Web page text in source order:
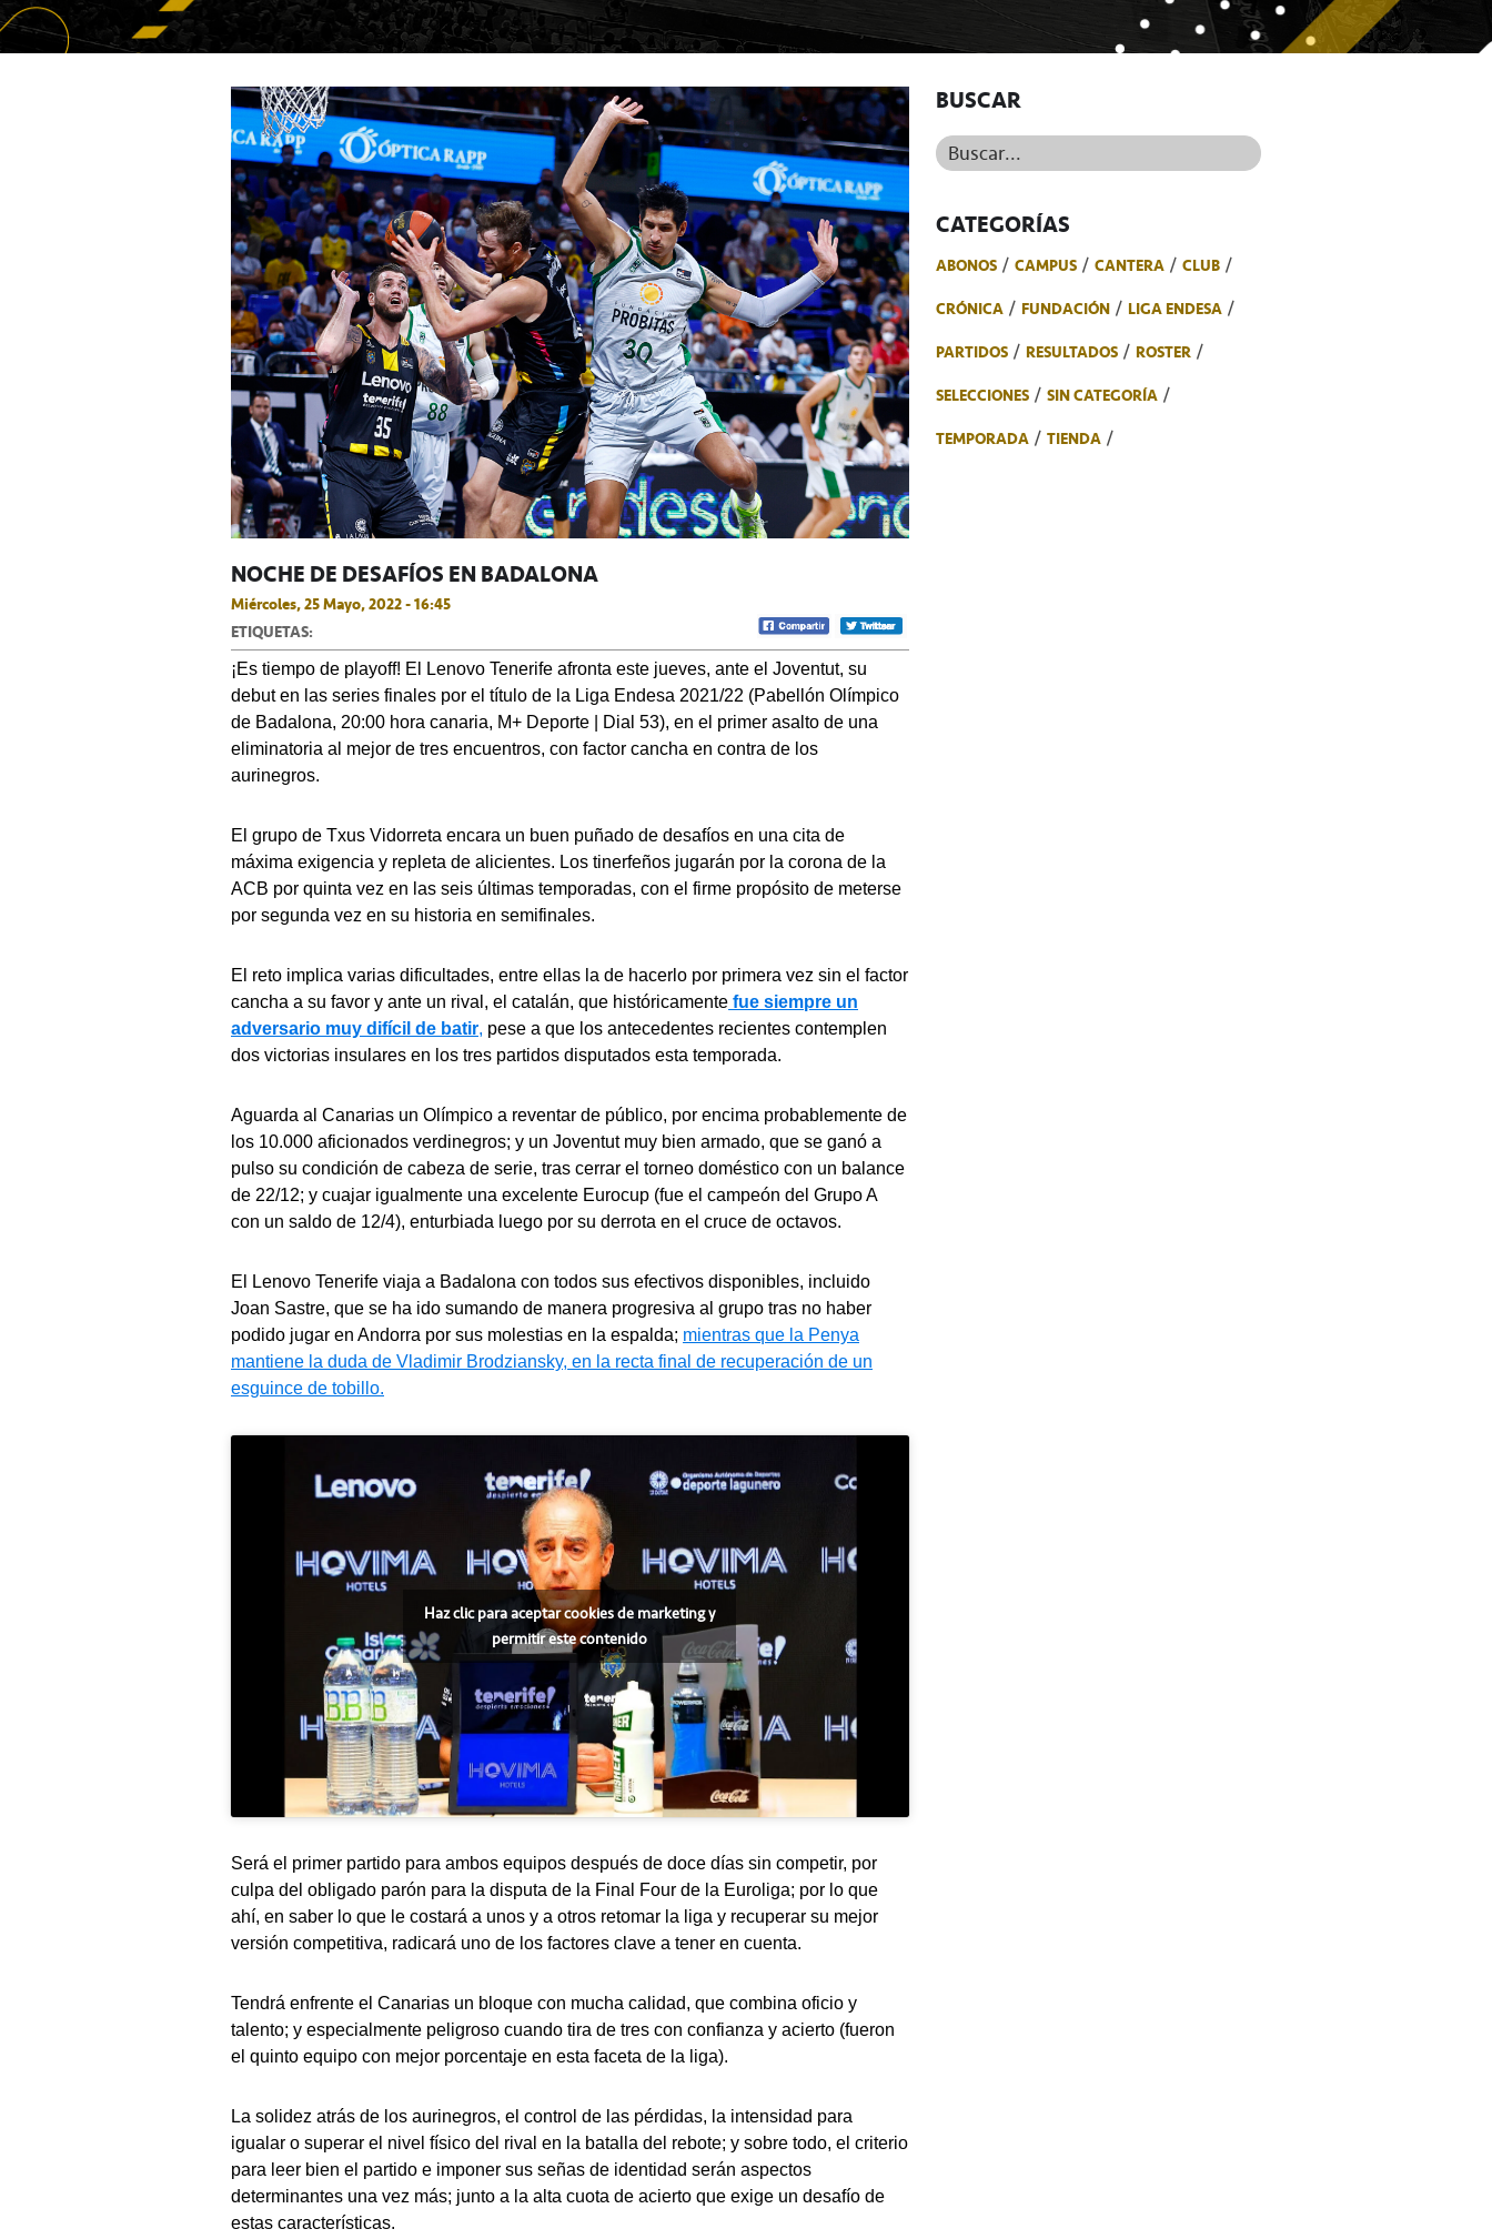
NOCHE DE DESAFÍOS EN BADALONA
Miércoles, 25 Mayo, 2022 - 16:45
ETIQUETAS:
¡Es tiempo de playoff! El Lenovo Tenerife afronta este jueves, ante el Joventut, su
debut en las series finales por el título de la Liga Endesa 2021/22 (Pabellón Olímpico
de Badalona, 20:00 hora canaria, M+ Deporte | Dial 53), en el primer asalto de una
eliminatoria al mejor de tres encuentros, con factor cancha en contra de los
aurinegros.
El grupo de Txus Vidorreta encara un buen puñado de desafíos en una cita de
máxima exigencia y repleta de alicientes. Los tinerfeños jugarán por la corona de la
ACB por quinta vez en las seis últimas temporadas, con el firme propósito de meterse
por segunda vez en su historia en semifinales.
El reto implica varias dificultades, entre ellas la de hacerlo por primera vez sin el factor
cancha a su favor y ante un rival, el catalán, que históricamente fue siempre un
adversario muy difícil de batir, pese a que los antecedentes recientes contemplen
dos victorias insulares en los tres partidos disputados esta temporada.
Aguarda al Canarias un Olímpico a reventar de público, por encima probablemente de
los 10.000 aficionados verdinegros; y un Joventut muy bien armado, que se ganó a
pulso su condición de cabeza de serie, tras cerrar el torneo doméstico con un balance
de 22/12; y cuajar igualmente una excelente Eurocup (fue el campeón del Grupo A
con un saldo de 12/4), enturbiada luego por su derrota en el cruce de octavos.
El Lenovo Tenerife viaja a Badalona con todos sus efectivos disponibles, incluido
Joan Sastre, que se ha ido sumando de manera progresiva al grupo tras no haber
podido jugar en Andorra por sus molestias en la espalda; mientras que la Penya
mantiene la duda de Vladimir Brodziansky, en la recta final de recuperación de un
esguince de tobillo.
Haz clic para aceptar cookies de marketing y
permitir este contenido
Será el primer partido para ambos equipos después de doce días sin competir, por
culpa del obligado parón para la disputa de la Final Four de la Euroliga; por lo que
ahí, en saber lo que le costará a unos y a otros retomar la liga y recuperar su mejor
versión competitiva, radicará uno de los factores clave a tener en cuenta.
Tendrá enfrente el Canarias un bloque con mucha calidad, que combina oficio y
talento; y especialmente peligroso cuando tira de tres con confianza y acierto (fueron
el quinto equipo con mejor porcentaje en esta faceta de la liga).
La solidez atrás de los aurinegros, el control de las pérdidas, la intensidad para
igualar o superar el nivel físico del rival en la batalla del rebote; y sobre todo, el criterio
para leer bien el partido e imponer sus señas de identidad serán aspectos
determinantes una vez más; junto a la alta cuota de acierto que exige un desafío de
estas características.
BUSCAR
Buscar...
CATEGORÍAS
ABONOS CAMPUS CANTERA
CLUB
CRÓNICA
FUNDACIÓN
LIGA ENDESA
PARTIDOS
RESULTADOS
ROSTER
SELECCIONES
SIN CATEGORÍA
TEMPORADA
TIENDA